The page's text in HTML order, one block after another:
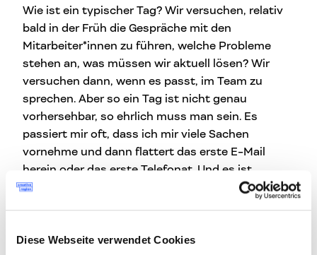
Diese Webseite verwendet Cookies
Wie ist ein typischer Tag? Wir versuchen, relativ
bald in der Früh die Gespräche mit den
Mitarbeiter*innen zu führen, welche Probleme
stehen an, was müssen wir aktuell lösen? Wir
versuchen dann, wenn es passt, im Team zu
sprechen. Aber so ein Tag ist nicht genau
vorhersehbar, so ehrlich muss man sein. Es
passiert mir oft, dass ich mir viele Sachen
vornehme und dann flattert das erste E-Mail
herein oder das erste Telefonat. Und es ist
plötzlich alles ganz anders. Wir beschäftigen uns